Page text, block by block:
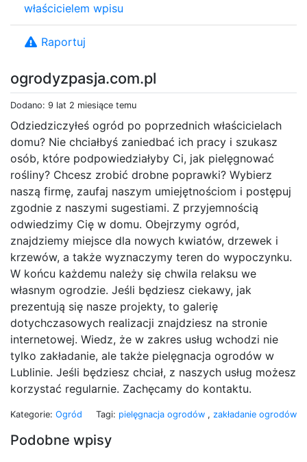
ogrodyzpasja.com.pl
Dodano: 9 lat 2 miesiące temu
Odziedziczyłeś ogród po poprzednich właścicielach
domu? Nie chciałbyś zaniedbać ich pracy i szukasz
osób, które podpowiedziałyby Ci, jak pielęgnować
rośliny? Chcesz zrobić drobne poprawki? Wybierz
naszą firmę, zaufaj naszym umiejętnościom i postępuj
zgodnie z naszymi sugestiami. Z przyjemnością
odwiedzimy Cię w domu. Obejrzymy ogród,
znajdziemy miejsce dla nowych kwiatów, drzewek i
krzewów, a także wyznaczymy teren do wypoczynku.
W końcu każdemu należy się chwila relaksu we
własnym ogrodzie. Jeśli będziesz ciekawy, jak
prezentują się nasze projekty, to galerię
dotychczasowych realizacji znajdziesz na stronie
internetowej. Wiedz, że w zakres usług wchodzi nie
tylko zakładanie, ale także pielęgnacja ogrodów w
Lublinie. Jeśli będziesz chciał, z naszych usług możesz
korzystać regularnie. Zachęcamy do kontaktu.
Kategorie: Ogród Tagi: pielęgnacja ogrodów , zakładanie ogrodów
Podobne wpisy
właścicielem wpisu
Raportuj